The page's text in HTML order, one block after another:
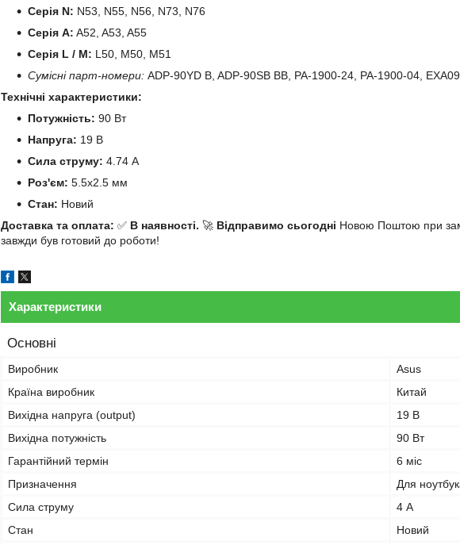
Серія N: N53, N55, N56, N73, N76
Серія A: A52, A53, A55
Серія L / M: L50, M50, M51
Сумісні парт-номери: ADP-90YD B, ADP-90SB BB, PA-1900-24, PA-1900-04,
Технічні характеристики:
Потужність: 90 Вт
Напруга: 19 В
Сила струму: 4.74 А
Роз'єм: 5.5x2.5 мм
Стан: Новий
Доставка та оплата: ✅ В наявності. 🚀 Відправимо сьогодні Новою Поштою при
завжди був готовий до роботи!
Характеристики
Основні
Виробник
Asus
Країна виробник
Китай
Вихідна напруга (output)
19 В
Вихідна потужність
90 Вт
Гарантійний термін
6 міс
Призначення
Для
Сила струму
4 А
Стан
Новий